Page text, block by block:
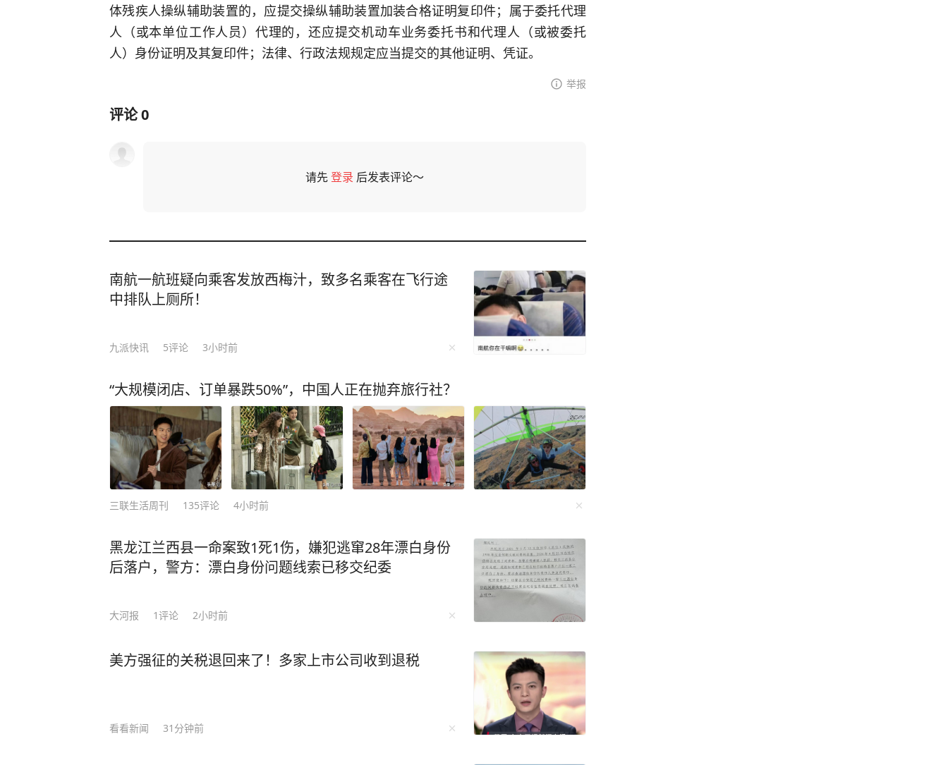
体残疾人操纵辅助装置的，应提交操纵辅助装置加装合格证明复印件；属于委托代理
人（或本单位工作人员）代理的，还应提交机动车业务委托书和代理人（或被委托
人）身份证明及其复印件；法律、行政法规规定应当提交的其他证明、凭证。
举报
评论0
请先登录 后发表评论～
南航一航班疑向乘客发放西梅汁，致多名乘客在飞行途
中排队上厕所！
九派快讯 5评论 3小时前
“大规模闭店、订单暴跌50%”，中国人正在抛弃旅行社？
三联生活周刊 135评论 4小时前
黑龙江兰西县一命案致1死1伤，嫌犯逃窜28年漂白身份
后落户，警方：漂白身份问题线索已移交纪委
大河报 1评论 2小时前
美方强征的关税退回来了！多家上市公司收到退税
看看新闻 31分钟前